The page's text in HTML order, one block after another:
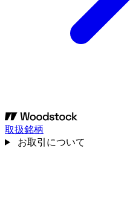
取扱銘柄
お取引について